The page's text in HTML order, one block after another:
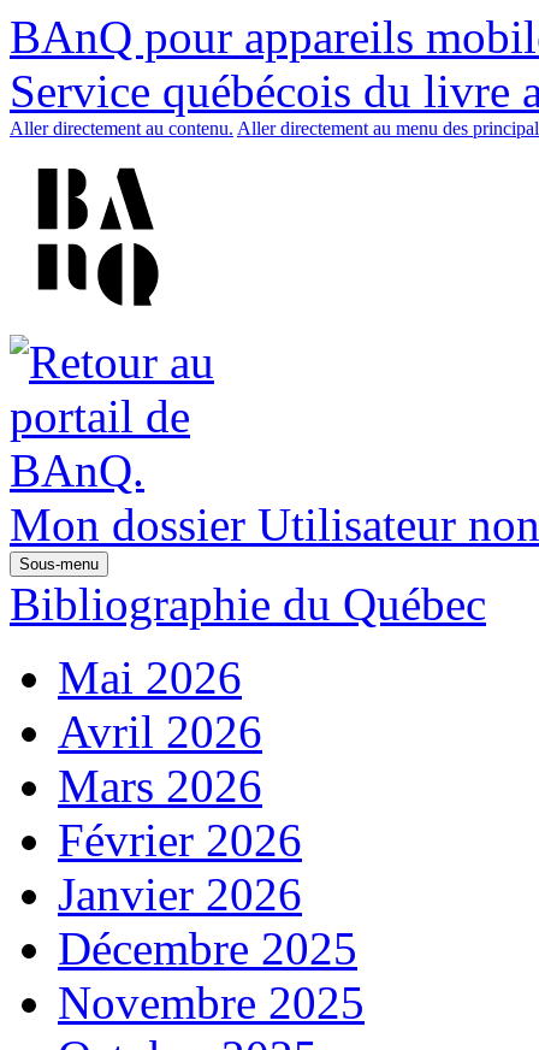
BAnQ pour appareils
Service québécois du livre
Aller directement au contenu. Aller directement au menu des
Mon dossier Utilisateur
Sous-menu
Bibliographie du Québec
Mai 2026
Avril 2026
Mars 2026
Février 2026
Janvier 2026
Décembre 2025
Novembre 2025